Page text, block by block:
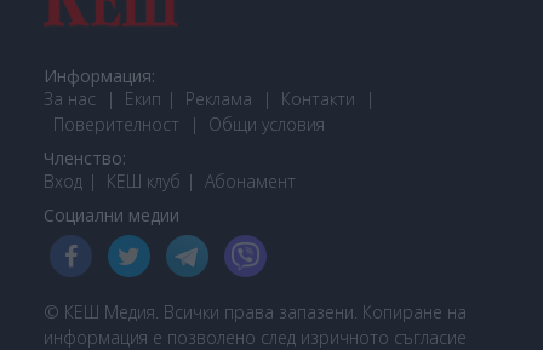
Информация:
За нас
Екип Реклама
Контакти
Поверителност
Общи условия
Членство:
Вход
КЕШ клуб Абонамент
Социални медии
© КЕШ Медия. Всички права запазени. Копиране на
информация е позволено след изричното съгласие